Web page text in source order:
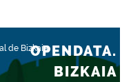
de BizkaiaOPENDATA.
BIZKAIA